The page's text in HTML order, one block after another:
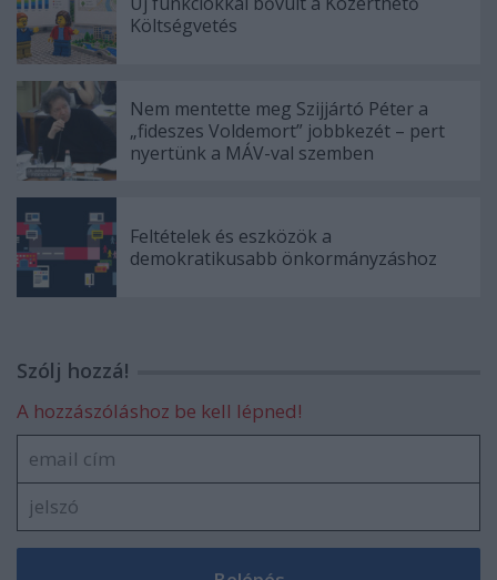
Költségvetés
Nem mentette meg Szijjártó Péter a
„fideszes Voldemort” jobbkezét – pert
nyertünk a MÁV-val szemben
Feltételek és eszközök a
demokratikusabb önkormányzáshoz
Szólj hozzá!
A hozzászóláshoz be kell lépned!